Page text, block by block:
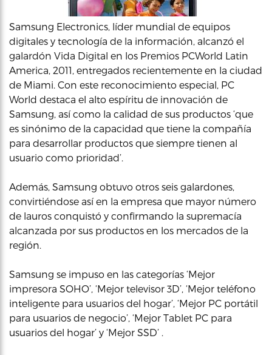
Samsung Electronics, líder mundial de equipos
digitales y tecnología de la información, alcanzó el
galardón Vida Digital en los Premios PCWorld Latin
America, 2011, entregados recientemente en la ciudad
de Miami. Con este reconocimiento especial, PC
World destaca el alto espíritu de innovación de
Samsung, así como la calidad de sus productos ‘que
es sinónimo de la capacidad que tiene la compañía
para desarrollar productos que siempre tienen al
usuario como prioridad’.
Además, Samsung obtuvo otros seis galardones,
convirtiéndose así en la empresa que mayor número
de lauros conquistó y confirmando la supremacía
alcanzada por sus productos en los mercados de la
región.
Samsung se impuso en las categorías ‘Mejor
impresora SOHO’, ‘Mejor televisor 3D’, ‘Mejor teléfono
inteligente para usuarios del hogar’, ‘Mejor PC portátil
para usuarios de negocio’, ‘Mejor Tablet PC para
usuarios del hogar’ y ‘Mejor SSD’ .